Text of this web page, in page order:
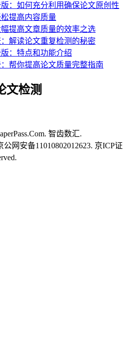
：如何充分利用确保论文原创性
提高内容质量
提高文章质量的效率之选
解读论文重复检测的秘密
：特点和功能介绍
帮你提高论文质量完整指南
文检测
智齿数汇.
公网安备11010802012623. 京ICP证